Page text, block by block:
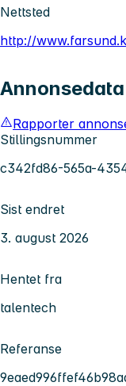
Nettsted
http://
Annonsedata
Rapporter
Stillingsnummer
c342fd86-565a-
Sist endret
3. august 2026
Hentet fra
talentech
Referanse